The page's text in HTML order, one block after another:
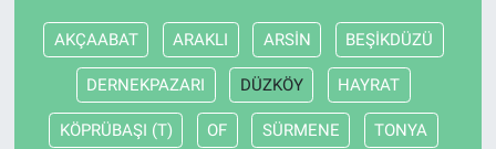
AKÇAABAT ARAKLI ARSİN BEŞİKDÜZÜ
DERNEKPAZARI DÜZKÖY HAYRAT
KÖPRÜBAŞI (T) OF SÜRMENE TONYA